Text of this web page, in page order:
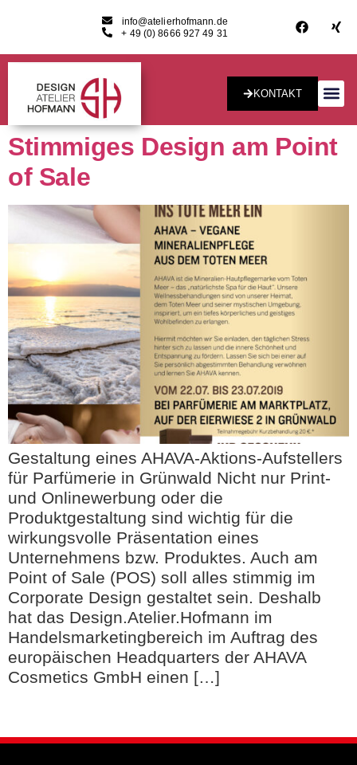
info@atelierhofmann.de
+ 49 (0) 8666 927 49 31
KONTAKT
Stimmiges Design am Point
of Sale
Gestaltung eines AHAVA-Aktions-Aufstellers
für Parfümerie in Grünwald Nicht nur Print-
und Onlinewerbung oder die
Produktgestaltung sind wichtig für die
wirkungsvolle Präsentation eines
Unternehmens bzw. Produktes. Auch am
Point of Sale (POS) soll alles stimmig im
Corporate Design gestaltet sein. Deshalb
hat das Design.Atelier.Hofmann im
Handelsmarketingbereich im Auftrag des
europäischen Headquarters der AHAVA
Cosmetics GmbH einen […]